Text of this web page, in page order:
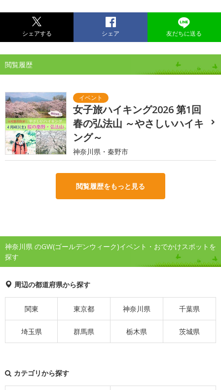
シェアする シェア 友だちに送る
閲覧履歴
女子旅ハイキング2026 第1回
春の弘法山 ～やさしいハイキ
ング～
神奈川県・秦野市
閲覧履歴をもっと見る
神奈川県 のGW(ゴールデンウィーク)イベント・おでかけスポットを
探す
周辺の都道府県から探す
関東 東京都 神奈川県 千葉県
埼玉県 群馬県 栃木県 茨城県
カテゴリから探す